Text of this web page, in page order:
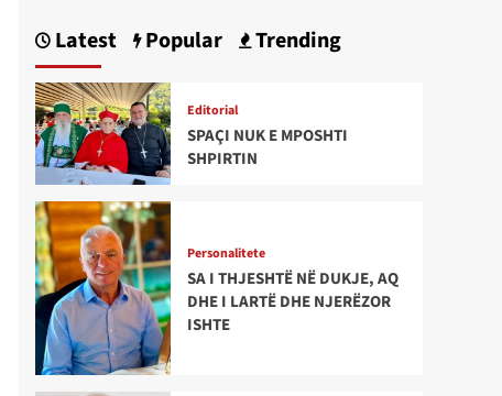
Latest Popular Trending
Editorial
SPAÇI NUK E MPOSHTI
SHPIRTIN
Personalitete
SA I THJESHTË NË DUKJE, AQ
DHE I LARTË DHE NJERËZOR
ISHTE